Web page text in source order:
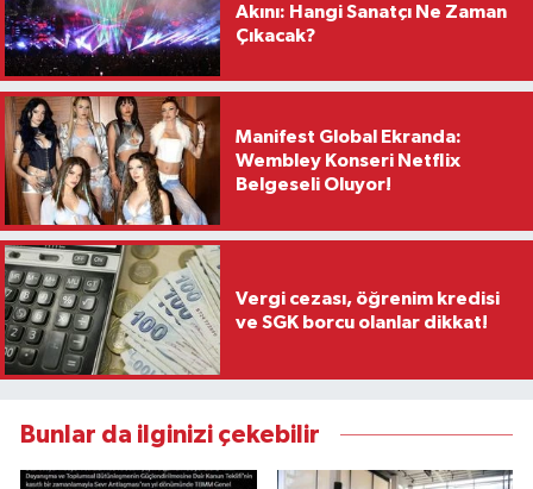
Akını: Hangi Sanatçı Ne Zaman
Çıkacak?
Manifest Global Ekranda:
Wembley Konseri Netflix
Belgeseli Oluyor!
Vergi cezası, öğrenim kredisi
ve SGK borcu olanlar dikkat!
Bunlar da ilginizi çekebilir